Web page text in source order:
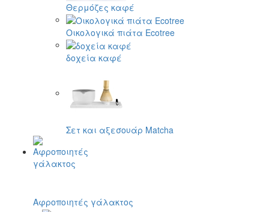
Θερμόζες καφέ
Οικολογικά πιάτα Ecotree
δοχεία καφέ
Σετ και αξεσουάρ Matcha
Αφροποιητές γάλακτος